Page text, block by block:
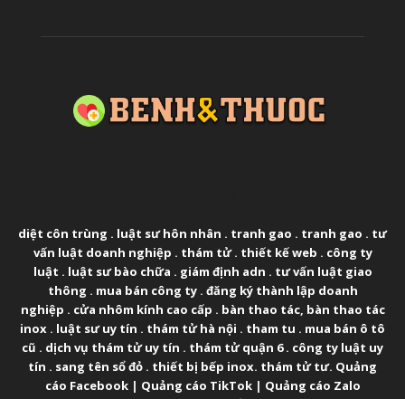
diệt côn trùng . luật sư hôn nhân . tranh gao . tranh gao . tư
vấn luật doanh nghiệp . thám tử. thiết kế web . công ty
luật . luật sư bào chữa . giám định adn . tư vấn luật giao
thông . mua bán công ty. đăng ký thành lập doanh
nghiệp . cửa nhôm kính cao cấp . bàn thao tác, bàn thao tác
inox . luật sư uy tín . thám tử hà nội . tham tu . mua bán ô tô
cũ . dịch vụ thám tử uy tín . thám tử quận 6. công ty luật uy
tín . sang tên sổ đỏ . thiết bị bếp inox. thám tử tư. Quảng
cáo Facebook| Quảng cáo TikTok| Quảng cáo Zalo